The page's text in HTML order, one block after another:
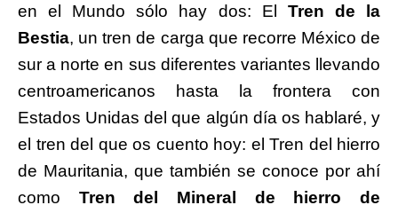
en el Mundo sólo hay dos: El Tren de la
Bestia, un tren de carga que recorre México de
sur a norte en sus diferentes variantes llevando
centroamericanos hasta la frontera con
Estados Unidas del que algún día os hablaré, y
el tren del que os cuento hoy: el Tren del hierro
de Mauritania, que también se conoce por ahí
como Tren del Mineral de hierro de